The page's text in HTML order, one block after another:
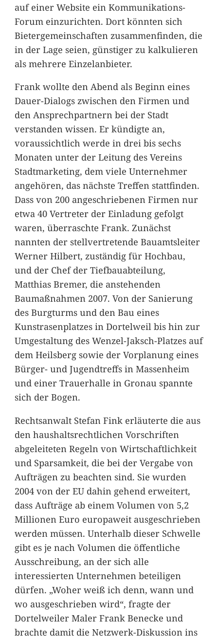
auf einer Website ein Kommunikations-
Forum einzurichten. Dort könnten sich
Bietergemeinschaften zusammenfinden, die
in der Lage seien, günstiger zu kalkulieren
als mehrere Einzelanbieter.
Frank wollte den Abend als Beginn eines
Dauer-Dialogs zwischen den Firmen und
den Ansprechpartnern bei der Stadt
verstanden wissen. Er kündigte an,
voraussichtlich werde in drei bis sechs
Monaten unter der Leitung des Vereins
Stadtmarketing, dem viele Unternehmer
angehören, das nächste Treffen stattfinden.
Dass von 200 angeschriebenen Firmen nur
etwa 40 Vertreter der Einladung gefolgt
waren, überraschte Frank. Zunächst
nannten der stellvertretende Bauamtsleiter
Werner Hilbert, zuständig für Hochbau,
und der Chef der Tiefbauabteilung,
Matthias Bremer, die anstehenden
Baumaßnahmen 2007. Von der Sanierung
des Burgturms und den Bau eines
Kunstrasenplatzes in Dortelweil bis hin zur
Umgestaltung des Wenzel-Jaksch-Platzes auf
dem Heilsberg sowie der Vorplanung eines
Bürger- und Jugendtreffs in Massenheim
und einer Trauerhalle in Gronau spannte
sich der Bogen.
Rechtsanwalt Stefan Fink erläuterte die aus
den haushaltsrechtlichen Vorschriften
abgeleiteten Regeln von Wirtschaftlichkeit
und Sparsamkeit, die bei der Vergabe von
Aufträgen zu beachten sind. Sie wurden
2004 von der EU dahin gehend erweitert,
dass Aufträge ab einem Volumen von 5,2
Millionen Euro europaweit ausgeschrieben
werden müssen. Unterhalb dieser Schwelle
gibt es je nach Volumen die öffentliche
Ausschreibung, an der sich alle
interessierten Unternehmen beteiligen
dürfen. „Woher weiß ich denn, wann und
wo ausgeschrieben wird“, fragte der
Dortelweiler Maler Frank Benecke und
brachte damit die Netzwerk-Diskussion ins